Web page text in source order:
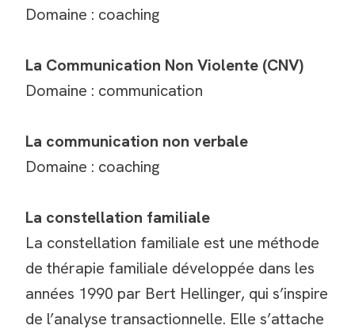
Domaine : coaching
La Communication Non Violente (CNV)
Domaine : communication
La communication non verbale
Domaine : coaching
La constellation familiale
La constellation familiale est une méthode
de thérapie familiale développée dans les
années 1990 par Bert Hellinger, qui s’inspire
de l’analyse transactionnelle. Elle s’attache